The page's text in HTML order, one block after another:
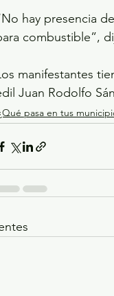
hay presencia
combustible”,
manifestantes
Juan Rodolfo
¿Qué pasa en tus